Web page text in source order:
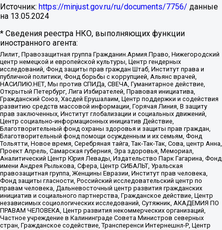
Источник: https://minjust.gov.ru/ru/documents/7756/ данные
на 13.05.2024
* Сведения реестра НКО, выполняющих функции
иностранного агента:
Лилит, Правозащитная группа Гражданин.Армия.Право, Нижегородский
центр немецкой и европейской культуры, Центр гендерных
исследований, Фонд защиты прав граждан Штаб, Институт права и
публичной политики, Фонд борьбы с коррупцией, Альянс врачей,
НАСИЛИЮ.НЕТ, Мы против СПИДа, СВЕЧА, Гуманитарное действие,
Открытый Петербург, Лига Избирателей, Правовая инициатива,
Гражданский Союз, Хасдей Ерушалаим, Центр поддержки и содействия
развитию средств массовой информации, Горячая Линия, В защиту
прав заключенных, Институт глобализации и социальных движений,
Центр социально-информационных инициатив Действие,
Благотворительный фонд охраны здоровья и защиты прав граждан,
Благотворительный фонд помощи осужденным и их семьям, Фонд
Тольятти, Новое время, Серебряная тайга, Так-Так-Так, Сова, центр Анна,
Проект Апрель, Самарская губерния, Эра здоровья, Мемориал,
Аналитический Центр Юрия Левады, Издательство Парк Гагарина, Фонд
имени Андрея Рылькова, Сфера, Центр СИБАЛЬТ, Уральская
правозащитная группа, Женщины Евразии, Институт прав человека,
Фонд защиты гласности, Российский исследовательский центр по
правам человека, Дальневосточный центр развития гражданских
инициатив и социального партнерства, Гражданское действие, Центр
независимых социологических исследований, Сутяжник, АКАДЕМИЯ ПО
ПРАВАМ ЧЕЛОВЕКА, Центр развития некоммерческих организаций,
Частное учреждение в Калининграде Совета Министров северных
стран, Гражданское содействие, Трансперенси Интернешнл-Р, Центр